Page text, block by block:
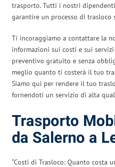
trasporto. Tutti i nostri
garantire un processo di trasloco
Ti incoraggiamo a contattare la
informazioni sui costi e sui
preventivo gratuito e senza
meglio quanto ti costerà il tuo
Siamo qui per rendere il tuo
fornendoti un servizio di alta
Trasporto
da Salerno a
“Costi di Trasloco: Quanto costa